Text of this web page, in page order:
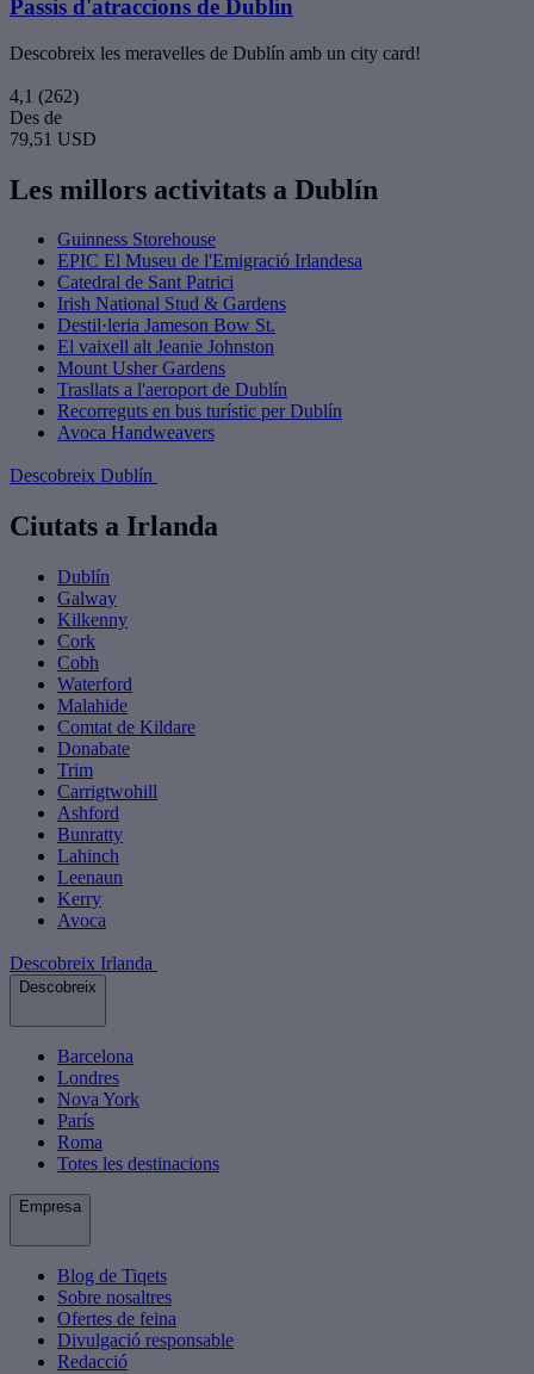
Passis d'atraccions de Dublín
Descobreix les meravelles de Dublín amb un city card!
4,1 (262)
Des de
79,51 USD
Les millors activitats a Dublín
Guinness Storehouse
EPIC El Museu de l'Emigració Irlandesa
Catedral de Sant Patrici
Irish National Stud & Gardens
Destil·leria Jameson Bow St.
El vaixell alt Jeanie Johnston
Mount Usher Gardens
Trasllats a l'aeroport de Dublín
Recorreguts en bus turístic per Dublín
Avoca Handweavers
Descobreix Dublín
Ciutats a Irlanda
Dublín
Galway
Kilkenny
Cork
Cobh
Waterford
Malahide
Comtat de Kildare
Donabate
Trim
Carrigtwohill
Ashford
Bunratty
Lahinch
Leenaun
Kerry
Avoca
Descobreix Irlanda
Descobreix
Barcelona
Londres
Nova York
París
Roma
Totes les destinacions
Empresa
Blog de Tiqets
Sobre nosaltres
Ofertes de feina
Divulgació responsable
Redacció